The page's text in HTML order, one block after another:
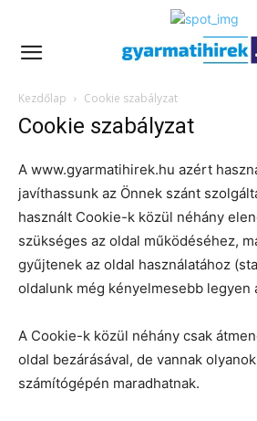
Kezdőlap Cookie szabályzat
Cookie szabályzat
A www.gyarmatihirek.hu azért
javíthassunk az Önnek szánt
használt Cookie-k közül néhány
szükséges az oldal működéséhez,
gyűjtenek az oldal használatához
oldalunk még kényelmesebb legyen
A Cookie-k közül néhány csak
oldal bezárásával, de vannak
számítógépén maradhatnak.